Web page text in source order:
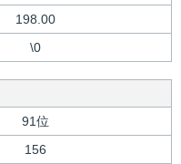
198.00
\0
91位
156